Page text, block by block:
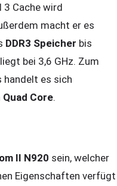
Cache wird
macht er es
DDR3 Speicher bis
bei 3,6 GHz. Zum
es sich
Core.
II N920 sein, welcher
Eigenschaften verfügt